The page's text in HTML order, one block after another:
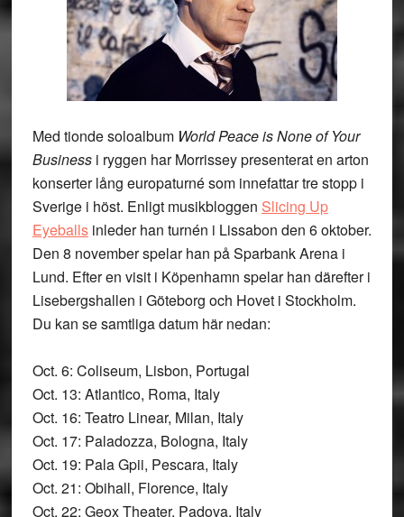
Med tionde soloalbum World Peace is None of Your
Businessi ryggen har Morrissey presenterat en arton
konserter lång europaturné som innefattar tre stopp i
Sverige i höst. Enligt musikbloggen Slicing Up
Eyeballsinleder han turnén i Lissabon den 6 oktober.
Den 8 november spelar han på Sparbank Arena i
Lund. Efter en visit i Köpenhamn spelar han därefter i
Lisebergshallen i Göteborg och Hovet i Stockholm.
Du kan se samtliga datum här nedan:
Oct. 6: Coliseum, Lisbon, Portugal
Oct. 13: Atlantico, Roma, Italy
Oct. 16: Teatro Linear, Milan, Italy
Oct. 17: Paladozza, Bologna, Italy
Oct. 19: Pala Gpii, Pescara, Italy
Oct. 21: Obihall, Florence, Italy
Oct. 22: Geox Theater, Padova, Italy